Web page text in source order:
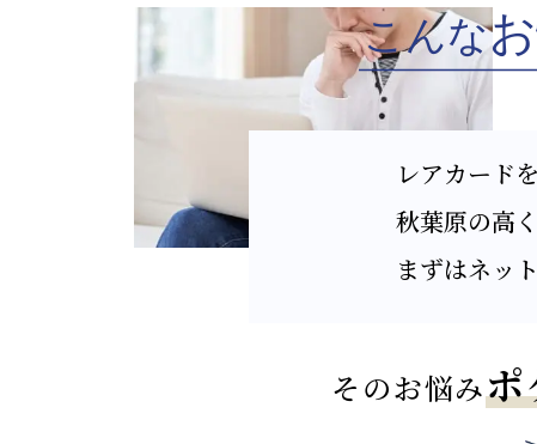
105,000 (税込)
※上記はPSA10での価格となります。
¥40,000(税込)
¥ 95,000
※上記はPSA10での
PSA9
¥
ポンチョを着 ポンチョを着
たピカチュ
208/XY-P
レアカードを
秋葉原の高
まずはネッ
そのお悩みポ